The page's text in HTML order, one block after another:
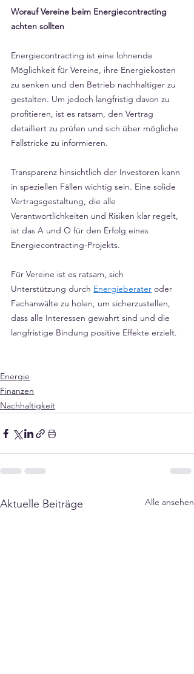
Worauf Vereine beim Energiecontracting
achten sollten
Energiecontracting ist eine lohnende
Möglichkeit für Vereine, ihre Energiekosten
zu senken und den Betrieb nachhaltiger zu
gestalten. Um jedoch langfristig davon zu
profitieren, ist es ratsam, den Vertrag
detailliert zu prüfen und sich über mögliche
Fallstricke zu informieren.
Transparenz hinsichtlich der Investoren kann
in speziellen Fällen wichtig sein. Eine solide
Vertragsgestaltung, die alle
Verantwortlichkeiten und Risiken klar regelt,
ist das A und O für den Erfolg eines
Energiecontracting-Projekts.
Für Vereine ist es ratsam, sich
Unterstützung durch Energieberater oder
Fachanwälte zu holen, um sicherzustellen,
dass alle Interessen gewahrt sind und die
langfristige Bindung positive Effekte erzielt.
Energie
Finanzen
Nachhaltigkeit
Aktuelle Beiträge Alle ansehen